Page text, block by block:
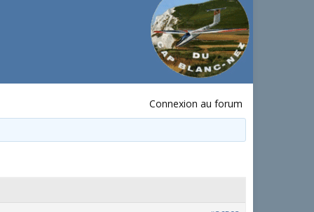
Connexion au forum